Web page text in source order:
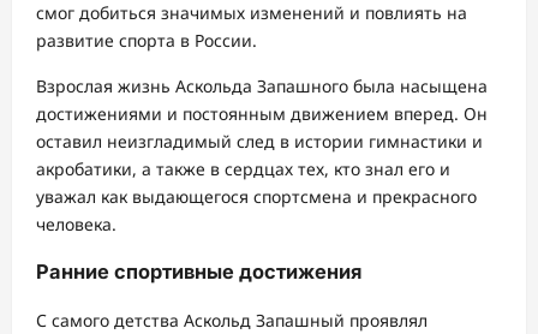
смог добиться значимых изменений и повлиять на
развитие спорта в России.
Взрослая жизнь Аскольда Запашного была насыщена
достижениями и постоянным движением вперед. Он
оставил неизгладимый след в истории гимнастики и
акробатики, а также в сердцах тех, кто знал его и
уважал как выдающегося спортсмена и прекрасного
человека.
Ранние спортивные достижения
С самого детства Аскольд Запашный проявлял